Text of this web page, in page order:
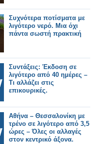
Συχνότερα ποτίσματα με
λιγότερο νερό. Μια όχι
πάντα σωστή πρακτική
Συντάξεις: Έκδοση σε
λιγότερο από 40 ημέρες –
Τι αλλάζει στις
επικουρικές.
Αθήνα – Θεσσαλονίκη με
τρένο σε λιγότερο από 3,5
ώρες – Όλες οι αλλαγές
στον κεντρικό άξονα.